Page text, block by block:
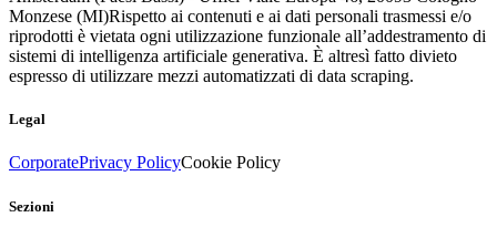
Monzese (MI)Rispetto ai contenuti e ai dati personali trasmessi e/o
riprodotti è vietata ogni utilizzazione funzionale all’addestramento di
sistemi di intelligenza artificiale generativa. È altresì fatto divieto
espresso di utilizzare mezzi automatizzati di data scraping.
Legal
CorporatePrivacy PolicyCookie Policy
Sezioni